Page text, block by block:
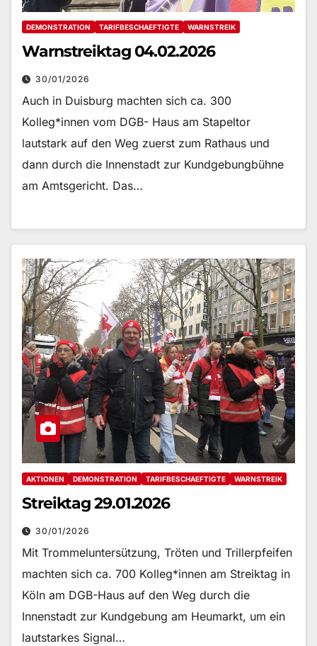
DEMONSTRATION TARIFBESCHAEFTIGTE WARNSTREIK
Warnstreiktag 04.02.2026
30/01/2026
Auch in Duisburg machten sich ca. 300
Kolleg*innen vom DGB- Haus am Stapeltor
lautstark auf den Weg zuerst zum Rathaus und
dann durch die Innenstadt zur Kundgebungbühne
am Amtsgericht. Das…
AKTIONEN DEMONSTRATION TARIFBESCHAEFTIGTE WARNSTREIK
Streiktag 29.01.2026
30/01/2026
Mit Trommeluntersützung, Tröten und Trillerpfeifen
machten sich ca. 700 Kolleg*innen am Streiktag in
Köln am DGB-Haus auf den Weg durch die
Innenstadt zur Kundgebung am Heumarkt, um ein
lautstarkes Signal…